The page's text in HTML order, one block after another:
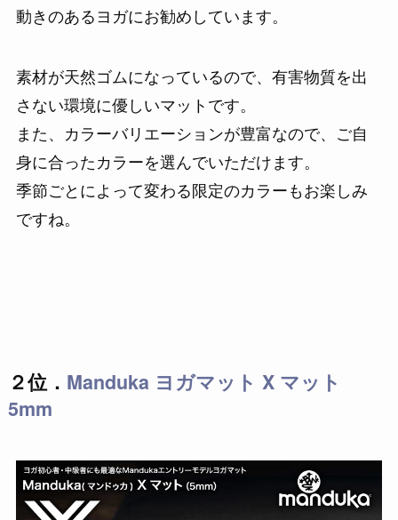
動きのあるヨガにお勧めしています。
素材が天然ゴムになっているので、有害物質を出
さない環境に優しいマットです。
また、カラーバリエーションが豊富なので、ご自
身に合ったカラーを選んでいただけます。
季節ごとによって変わる限定のカラーもお楽しみ
ですね。
２位． Manduka ヨガマット X マット
5mm